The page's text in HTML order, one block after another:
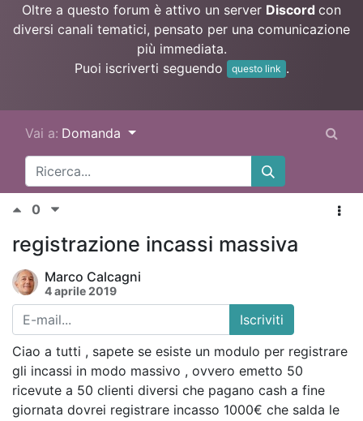
Oltre a questo forum è attivo un server Discord con
diversi canali tematici, pensato per una comunicazione
più immediata.
Puoi iscriverti seguendo
questo link .
Vai a: Domanda
0
registrazione incassi massiva
Marco Calcagni
4 aprile 2019
Iscriviti
Ciao a tutti , sapete se esiste un modulo per registrare
gli incassi in modo massivo , ovvero emetto 50
ricevute a 50 clienti diversi che pagano cash a fine
giornata dovrei registrare incasso 1000€ che salda le